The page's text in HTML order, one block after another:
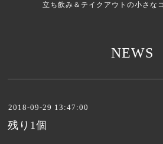
立ち飲み＆テイクアウトの小さな
NEWS
2018-09-29 13:47:00
残り1個